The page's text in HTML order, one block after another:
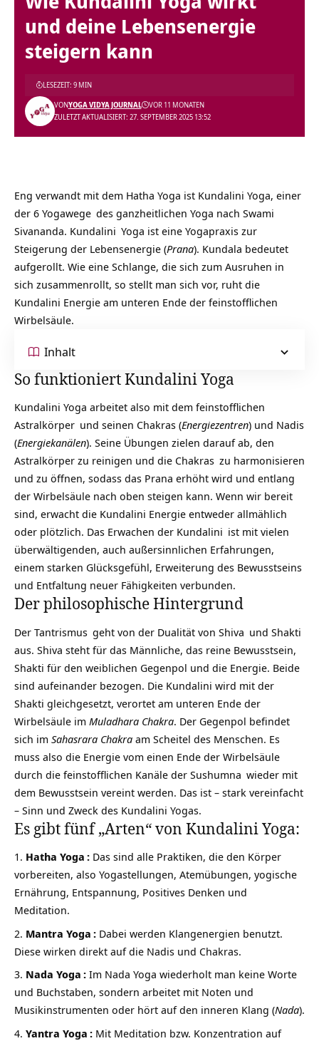
und deine Lebensenergie
steigern kann
ZULETZT AKTUALISIERT: 27. SEPTEMBER 2025 13:52
VONYOGA VIDYA JOURNAL VOR 11 MONATEN
LESEZEIT: 9 MIN
Eng verwandt mit dem Hatha Yoga ist Kundalini Yoga, einer
der 6 Yogawege des ganzheitlichen Yoga nach Swami
Sivananda. Kundalini Yoga ist eine Yogapraxis zur
Steigerung der Lebensenergie (Prana). Kundala bedeutet
aufgerollt. Wie eine Schlange, die sich zum Ausruhen in
sich zusammenrollt, so stellt man sich vor, ruht die
Kundalini Energie am unteren Ende der feinstofflichen
Wirbelsäule.
Inhalt
So funktioniert Kundalini Yoga
Kundalini Yoga arbeitet also mit dem feinstofflichen
Astralkörper und seinen Chakras (Energiezentren) und Nadis
(Energiekanälen). Seine Übungen zielen darauf ab, den
Astralkörper zu reinigen und die Chakras zu harmonisieren
und zu öffnen, sodass das Prana erhöht wird und entlang
der Wirbelsäule nach oben steigen kann. Wenn wir bereit
sind, erwacht die Kundalini Energie entweder allmählich
oder plötzlich. Das Erwachen der Kundalini ist mit vielen
überwältigenden, auch außersinnlichen Erfahrungen,
einem starken Glücksgefühl, Erweiterung des Bewusstseins
und Entfaltung neuer Fähigkeiten verbunden.
Der philosophische Hintergrund
Der Tantrismus geht von der Dualität von Shiva und Shakti
aus. Shiva steht für das Männliche, das reine Bewusstsein,
Shakti für den weiblichen Gegenpol und die Energie. Beide
sind aufeinander bezogen. Die Kundalini wird mit der
Shakti gleichgesetzt, verortet am unteren Ende der
Wirbelsäule im Muladhara Chakra. Der Gegenpol befindet
sich im Sahasrara Chakra am Scheitel des Menschen. Es
muss also die Energie vom einen Ende der Wirbelsäule
durch die feinstofflichen Kanäle der Sushumna wieder mit
dem Bewusstsein vereint werden. Das ist – stark vereinfacht
– Sinn und Zweck des Kundalini Yogas.
Es gibt fünf „Arten“ von Kundalini Yoga:
Hatha Yoga : Das sind alle Praktiken, die den Körper
vorbereiten, also Yogastellungen, Atemübungen, yogische
Ernährung, Entspannung, Positives Denken und
Meditation.
Mantra Yoga : Dabei werden Klangenergien benutzt.
Diese wirken direkt auf die Nadis und Chakras.
Nada Yoga : Im Nada Yoga wiederholt man keine Worte
und Buchstaben, sondern arbeitet mit Noten und
Musikinstrumenten oder hört auf den inneren Klang (Nada).
Yantra Yoga : Mit Meditation bzw. Konzentration auf